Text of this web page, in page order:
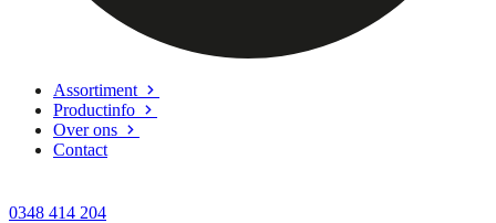
Assortiment
Productinfo
Over ons
Contact
0348 414 204